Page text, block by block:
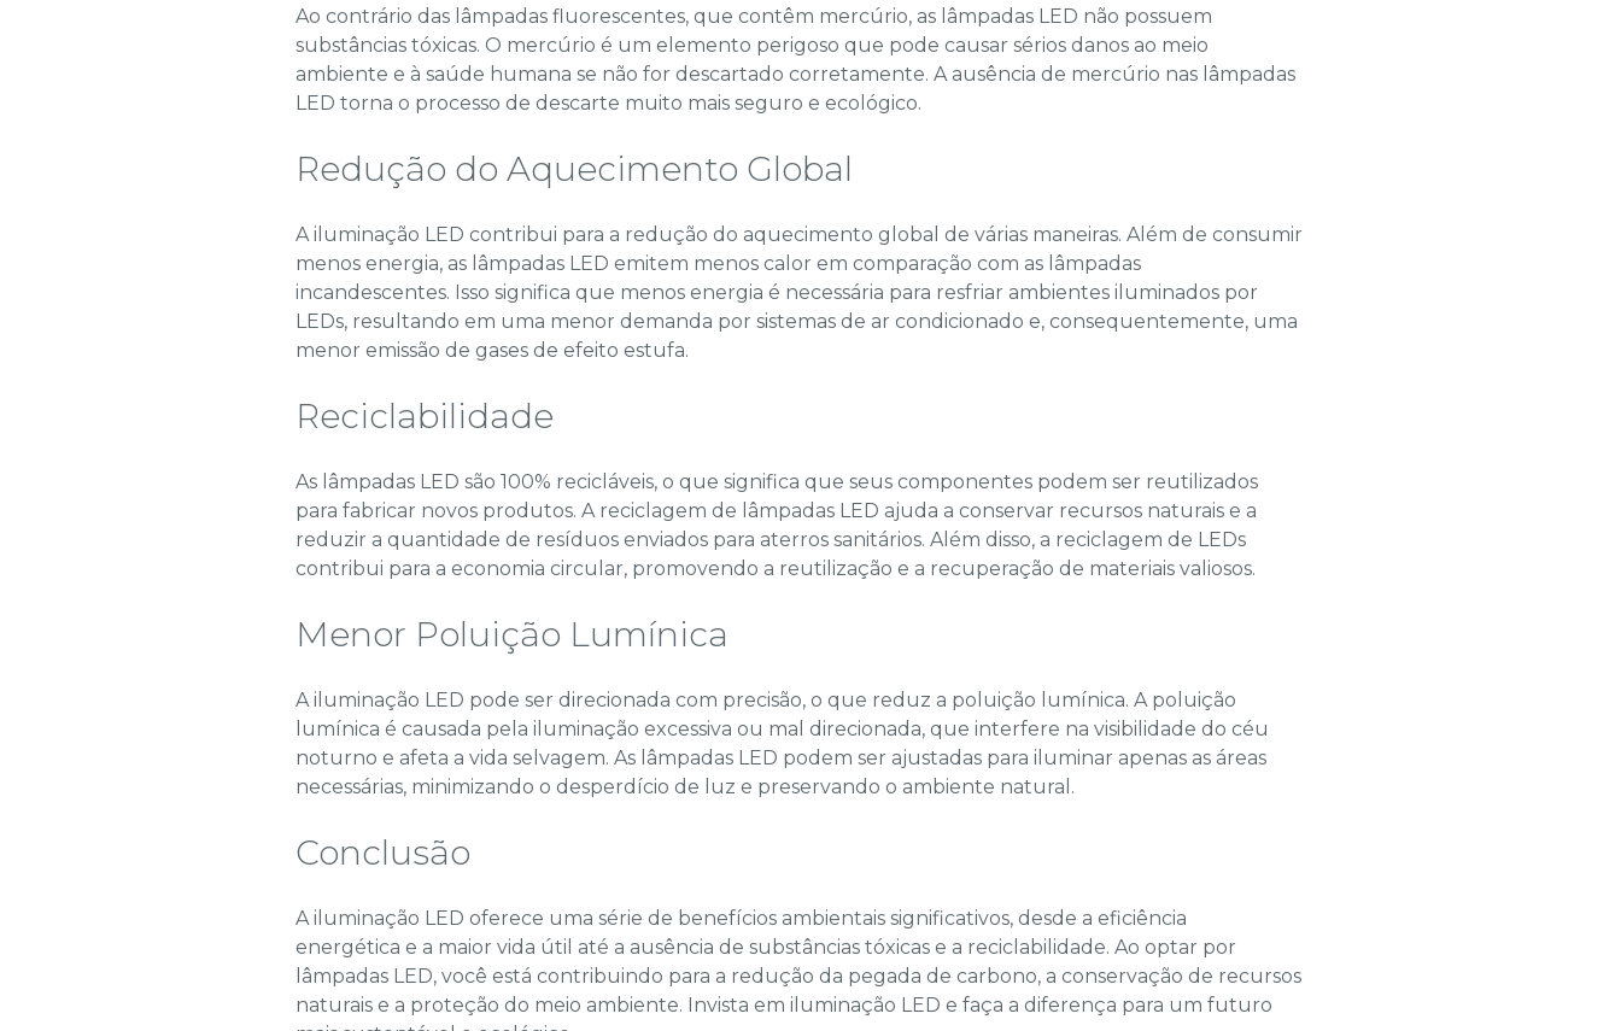
Ao contrário das lâmpadas fluorescentes, que contêm mercúrio, as lâmpadas LED não possuem
substâncias tóxicas. O mercúrio é um elemento perigoso que pode causar sérios danos ao meio
ambiente e à saúde humana se não for descartado corretamente. A ausência de mercúrio nas lâmpadas
LED torna o processo de descarte muito mais seguro e ecológico.
Redução do Aquecimento Global
A iluminação LED contribui para a redução do aquecimento global de várias maneiras. Além de consumir
menos energia, as lâmpadas LED emitem menos calor em comparação com as lâmpadas
incandescentes. Isso significa que menos energia é necessária para resfriar ambientes iluminados por
LEDs, resultando em uma menor demanda por sistemas de ar condicionado e, consequentemente, uma
menor emissão de gases de efeito estufa.
Reciclabilidade
As lâmpadas LED são 100% recicláveis, o que significa que seus componentes podem ser reutilizados
para fabricar novos produtos. A reciclagem de lâmpadas LED ajuda a conservar recursos naturais e a
reduzir a quantidade de resíduos enviados para aterros sanitários. Além disso, a reciclagem de LEDs
contribui para a economia circular, promovendo a reutilização e a recuperação de materiais valiosos.
Menor Poluição Lumínica
A iluminação LED pode ser direcionada com precisão, o que reduz a poluição lumínica. A poluição
lumínica é causada pela iluminação excessiva ou mal direcionada, que interfere na visibilidade do céu
noturno e afeta a vida selvagem. As lâmpadas LED podem ser ajustadas para iluminar apenas as áreas
necessárias, minimizando o desperdício de luz e preservando o ambiente natural.
Conclusão
A iluminação LED oferece uma série de benefícios ambientais significativos, desde a eficiência
energética e a maior vida útil até a ausência de substâncias tóxicas e a reciclabilidade. Ao optar por
lâmpadas LED, você está contribuindo para a redução da pegada de carbono, a conservação de recursos
naturais e a proteção do meio ambiente. Invista em iluminação LED e faça a diferença para um futuro